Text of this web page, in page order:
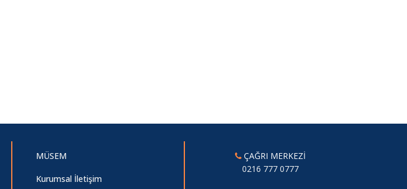
MÜSEM
Kurumsal İletişim
ÇAĞRI MERKEZİ
0216 777 0777